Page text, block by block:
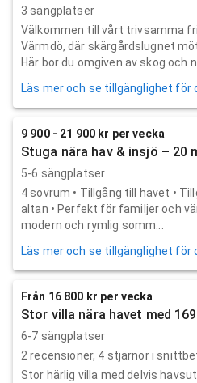
3 sängplatser
Välkommen till vårt trivsamma
Värmdö, där skärgårdslugnet
Här bor du omgiven av skog och
Läs mer och se tillgänglighet för
9 900 - 21 900 kr per vecka
Stuga nära hav & insjö – 20
5-6 sängplatser
4 sovrum • Tillgång till havet •
altan • Perfekt för familjer och
modern och rymlig somm...
Läs mer och se tillgänglighet för
Från 16 800 kr per vecka
Stor villa nära havet med
6-7 sängplatser
2 recensioner, 4 stjärnor i
Stor härlig villa med delvis